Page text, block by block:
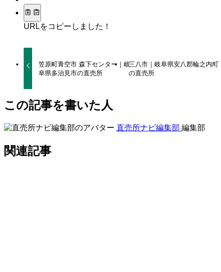
URLをコピーしました！
笠原町青空市 森下センター｜岐
阜県多治見市の直売所
三八市｜岐阜県安八郡輪之内町
の直売所
この記事を書いた人
直売所ナビ編集部 編集部
関連記事